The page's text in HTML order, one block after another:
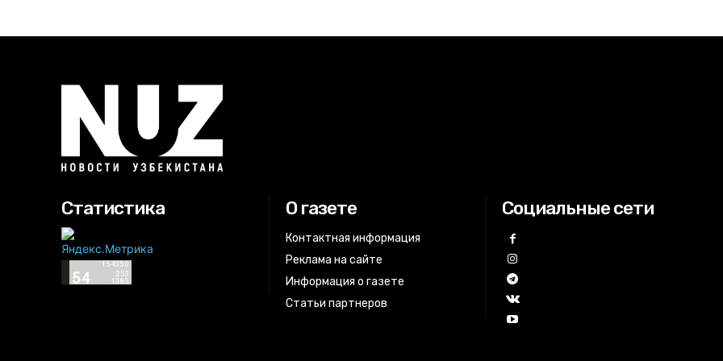
Статистика О газете
Контактная информация
Реклама на сайте
Информация о газете
Статьи партнеров
Социальные сети